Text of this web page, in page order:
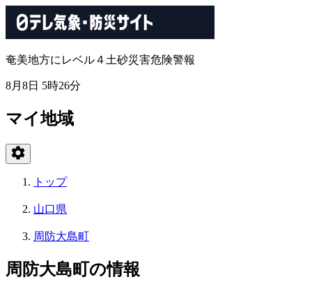
奄美地方にレベル４土砂災害危険警報
8月8日 5時26分
マイ地域
トップ
山口県
周防大島町
周防大島町の情報